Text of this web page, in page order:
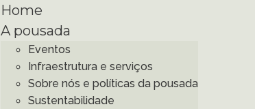
Home
A pousada
Eventos
Infraestrutura e serviços
Sobre nós e políticas da pousada
Sustentabilidade